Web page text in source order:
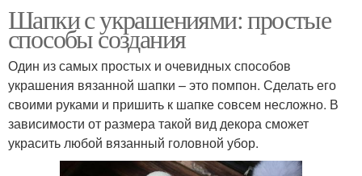
Шапки с украшениями: простые
способы создания
Один из самых простых и очевидных способов
украшения вязанной шапки – это помпон. Сделать его
своими руками и пришить к шапке совсем несложно. В
зависимости от размера такой вид декора сможет
украсить любой вязанный головной убор.